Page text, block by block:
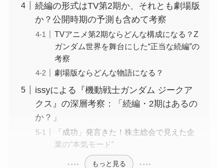
続編の形式はTV第2期か、それとも劇場版
か？公開時期の予測も含めて考察
TVアニメ第2期ならどんな構成になる？Z
ガンダム世界を舞台にした“正当な続編”の
考察
劇場版ならどんな物語になる？
issyによる『機動戦士ガンダム ジークア
クス』の深層考察：「続編・2期はあるの
か？」
「成功」発言きた！株主総会で見えた企
業の“本気モード”
もっと見る